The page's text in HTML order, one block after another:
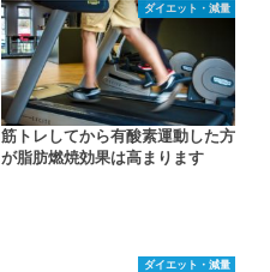
ダイエット・減量
筋トレしてから有酸素運動した方
が脂肪燃焼効果は高まります
ダイエット・減量